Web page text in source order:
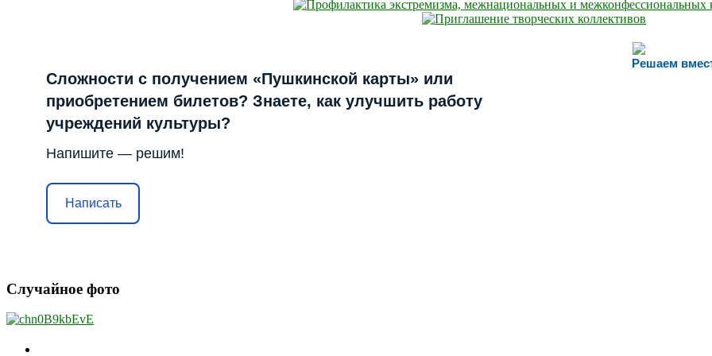
Решаем
Сложности с получением «Пушкинской карты» или
приобретением билетов? Знаете, как улучшить работу
учреждений культуры?
Напишите — решим!
Написать
Случайное фото